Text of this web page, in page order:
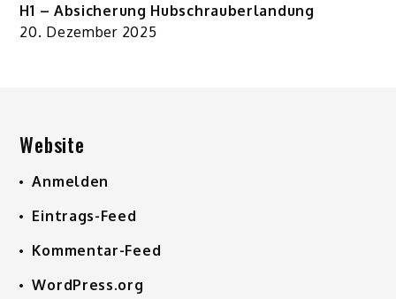
H1 – Absicherung Hubschrauberlandung
20. Dezember 2025
Website
Anmelden
Eintrags-Feed
Kommentar-Feed
WordPress.org